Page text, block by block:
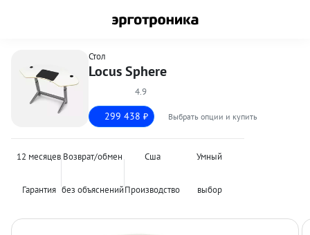
Стол
Locus Sphere
4.9
299 438 ₽ Выбрать опции и купить
12 месяцев
Гарантия
Возврат/обмен
без объяснений
Сша
Производство
Умный
выбор